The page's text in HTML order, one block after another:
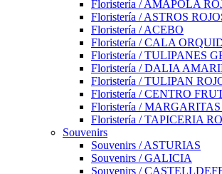
Floristería / AMAPOLA
Floristería / ASTROS
Floristería / ACEBO
Floristería / CALA
Floristería / TULIPANES
Floristería / DALIA
Floristería / TULIPAN
Floristería / CENTRO
Floristería /
Floristería / TAPICERIA
Souvenirs
Souvenirs / ASTURIAS
Souvenirs / GALICIA
Souvenirs /